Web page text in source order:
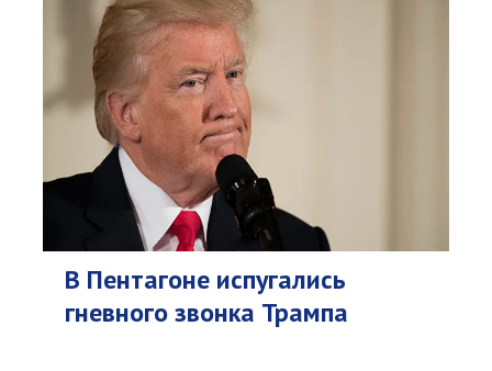
В Пентагоне испугались
гневного звонка Трампа